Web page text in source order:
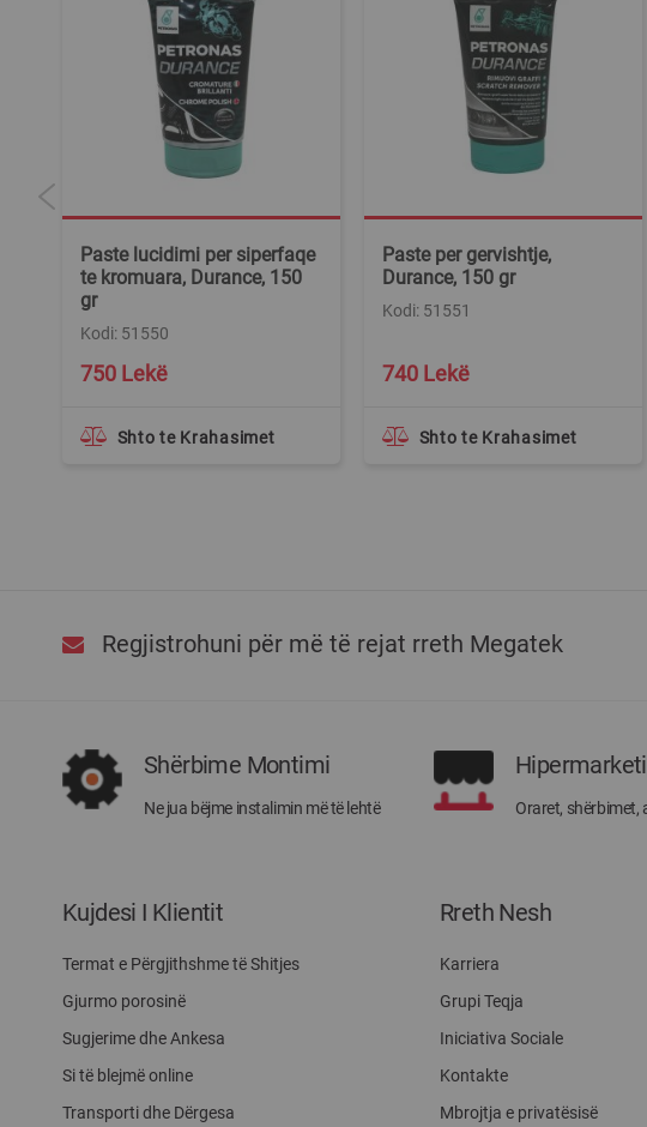
Paste lucidimi per siperfaqe
te kromuara, Durance, 150
gr
750 Lekë
Kodi: 51550
Shto te Krahasimet
Paste per gervishtje,
Durance, 150 gr
740 Lekë
Kodi: 51551
Shto te Krahasimet
Regjistrohuni për më të rejat rreth Megatek
Shërbime Montimi
Ne jua bëjme instalimin më të lehtë
Hipermarketi
Oraret, shërbimet,
Kujdesi I Klientit
Termat e Përgjithshme të Shitjes
Gjurmo porosinë
Sugjerime dhe Ankesa
Si të blejmë online
Transporti dhe Dërgesa
Rreth Nesh
Karriera
Grupi Teqja
Iniciativa Sociale
Kontakte
Mbrojtja e privatësisë